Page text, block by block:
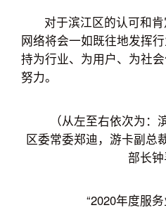
对于滨江区的认可和
网络将会一如既往地发挥
持为行业、为用户、为社
努力。
（从左至右依次为
区委常委郑迪，游卡副总
部长钟
“2020年度服